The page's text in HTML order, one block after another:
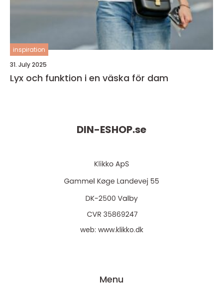
inspiration
31. July 2025
Lyx och funktion i en väska för dam
DIN-ESHOP.se
web: www.klikko.dk
Menu